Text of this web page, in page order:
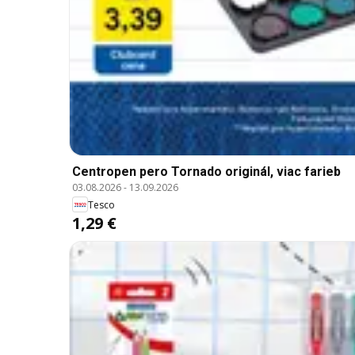
Centropen pero Tornado originál, viac farieb
03.08.2026- 13.09.2026
Tesco
1,29 €